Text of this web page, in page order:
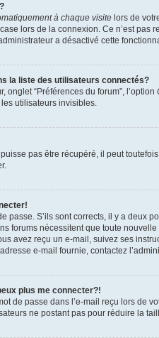
à chaque visite lors de
lors de la connexion. Ce n’est
a désactivé cette
la liste des utilisateurs connectés?
onglet “Préférences du forum”, l’option
utilisateurs invisibles.
pas être récupéré, il peut
passe. S’ils sont corrects, il y a
forums nécessitent que toute
avez reçu un e-mail, suivez ses
e-mail fournie, contactez
plus me connecter?!
de passe dans l’e-mail reçu lors de
ne postant pas pour réduire la